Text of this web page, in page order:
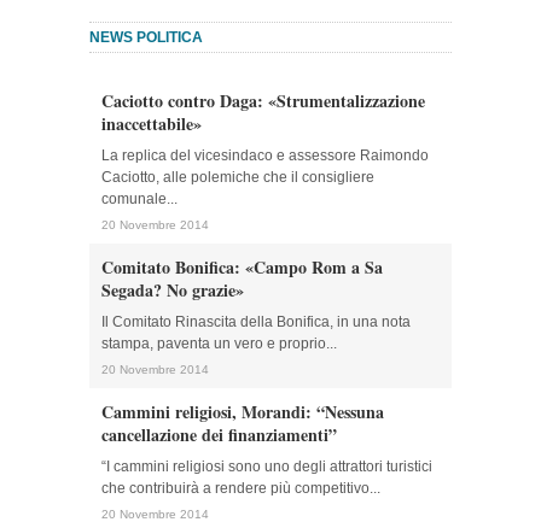
NEWS POLITICA
Caciotto contro Daga: «Strumentalizzazione
inaccettabile»
La replica del vicesindaco e assessore Raimondo
Caciotto, alle polemiche che il consigliere
comunale...
20 Novembre 2014
Comitato Bonifica: «Campo Rom a Sa
Segada? No grazie»
Il Comitato Rinascita della Bonifica, in una nota
stampa, paventa un vero e proprio...
20 Novembre 2014
Cammini religiosi, Morandi: “Nessuna
cancellazione dei finanziamenti”
“I cammini religiosi sono uno degli attrattori turistici
che contribuirà a rendere più competitivo...
20 Novembre 2014